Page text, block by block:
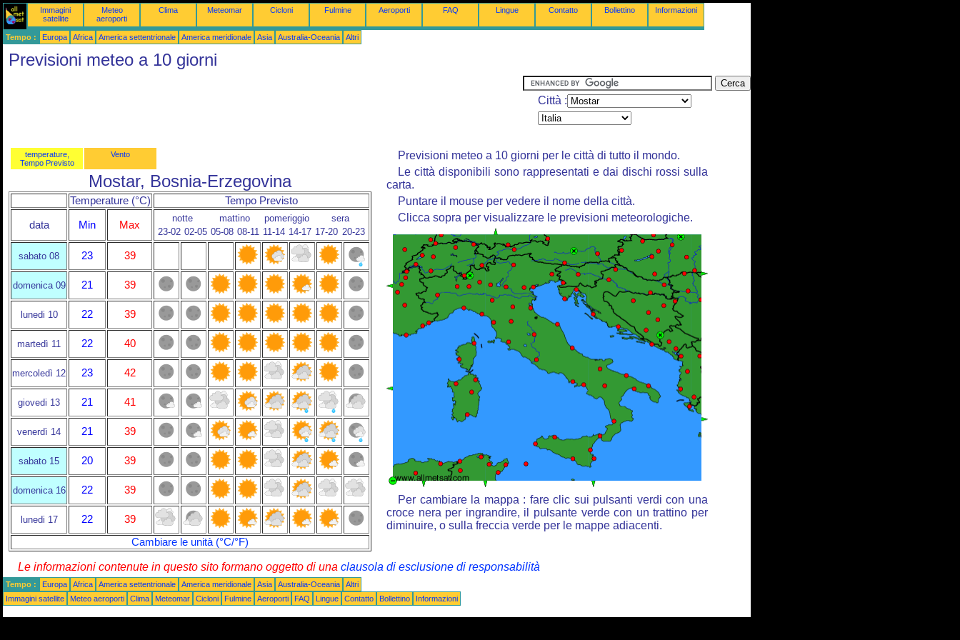
Immagini
satellite
Meteo
aeroporti
Clima Meteomar Cicloni Fulmine Aeroporti FAQ Lingue Contatto Bollettino Informazioni
Tempo : Europa Africa America settentrionale America meridionale Asia Australia-Oceania Altri
Previsioni meteo a 10 giorni
Città :
temperature,
Tempo Previsto
Vento
Mostar, Bosnia-Erzegovina
Temperature (°C) Tempo Previsto
data Min Max
notte mattino pomeriggio
sera
23-02 02-05 05-08 08-11 11-14 14-17 17-20 20-23
sabato 08 23 39
domenica 09 21 39
lunedi 10 22 39
martedì 11 22 40
mercoledì 12 23 42
giovedi 13 21 41
venerdì 14 21 39
sabato 15 20 39
domenica 16 22 39
lunedi 17 22
39
Cambiare le unità (°C/°F)
Previsioni meteo a 10 giorni per le città di tutto il mondo.
Le città disponibili sono rappresentati e dai dischi rossi sulla
carta.
Puntare il mouse per vedere il nome della città.
Clicca sopra per visualizzare le previsioni meteorologiche.
Per cambiare la mappa : fare clic sui pulsanti verdi con una
croce nera per ingrandire, il pulsante verde con un trattino per
diminuire, o sulla freccia verde per le mappe adiacenti.
Le informazioni contenute in questo sito formano oggetto di una clausola di esclusione di responsabilità
Tempo : Europa Africa America settentrionale America meridionale Asia Australia-Oceania
Altri
Immagini satellite
Meteo aeroporti Clima Meteomar Cicloni Fulmine Aeroporti FAQ Lingue Contatto Bollettino Informazioni